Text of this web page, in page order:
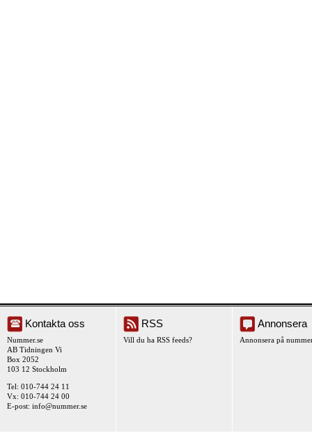
Kontakta oss
Nummer.se
AB Tidningen Vi
Box 2052
103 12 Stockholm
Tel: 010-744 24 11
Vx: 010-744 24 00
E-post: info@nummer.se
RSS
Vill du ha RSS feeds?
Annonsera
Annonsera på